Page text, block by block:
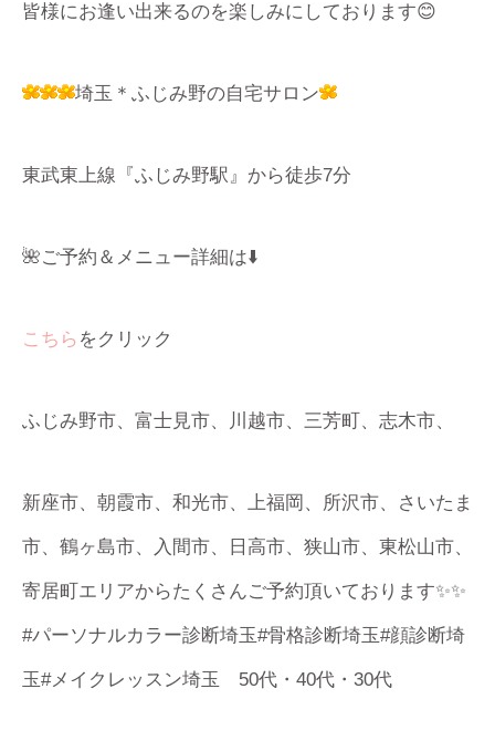
皆様にお逢い出来るのを楽しみにしております😊
埼玉＊ふじみ野の自宅サロン
東武東上線『ふじみ野駅』から徒歩7分
🌺ご予約＆メニュー詳細は⬇️
こちら をクリック
ふじみ野市、富士見市、川越市、三芳町、志木市、
新座市、朝霞市、和光市、上福岡、所沢市、さいたま
市、鶴ヶ島市、入間市、日高市、狭山市、東松山市、
寄居町エリアからたくさんご予約頂いております✨✨
#パーソナルカラー診断埼玉#骨格診断埼玉#顔診断埼
玉#メイクレッスン埼玉 50代・40代・30代